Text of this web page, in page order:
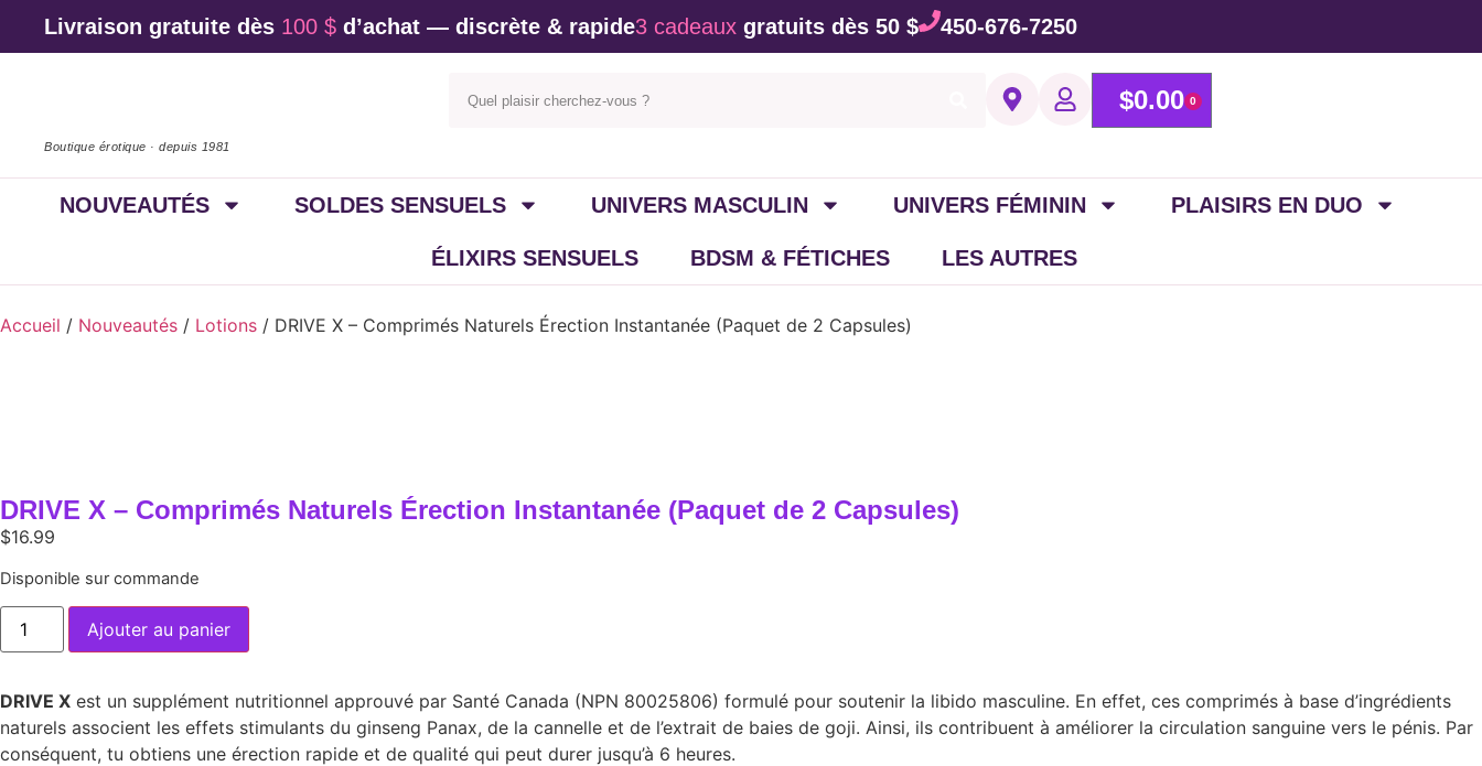
Livraison gratuite dès 100 $ d’achat — discrète & rapide3 cadeaux gratuits dès 50 $ 450-676-7250
Boutique érotique · depuis 1981
$0.00 0
NOUVEAUTÉS SOLDES SENSUELS UNIVERS MASCULIN UNIVERS FÉMININ PLAISIRS EN DUO
ÉLIXIRS SENSUELS BDSM & FÉTICHES LES AUTRES
Accueil / Nouveautés / Lotions / DRIVE X – Comprimés Naturels Érection Instantanée (Paquet de 2 Capsules)
DRIVE X – Comprimés Naturels Érection Instantanée (Paquet de 2 Capsules)
$16.99
Disponible sur commande
Ajouter au panier
DRIVE X est un supplément nutritionnel approuvé par Santé Canada (NPN 80025806) formulé pour soutenir la libido masculine. En effet, ces comprimés à base d’ingrédients
naturels associent les effets stimulants du ginseng Panax, de la cannelle et de l’extrait de baies de goji. Ainsi, ils contribuent à améliorer la circulation sanguine vers le pénis. Par
conséquent, tu obtiens une érection rapide et de qualité qui peut durer jusqu’à 6 heures.